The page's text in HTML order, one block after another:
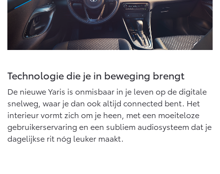
Technologie die je in beweging brengt
De nieuwe Yaris is onmisbaar in je leven op de digitale
snelweg, waar je dan ook altijd connected bent. Het
interieur vormt zich om je heen, met een moeiteloze
gebruikerservaring en een subliem audiosysteem dat je
dagelijkse rit nóg leuker maakt.